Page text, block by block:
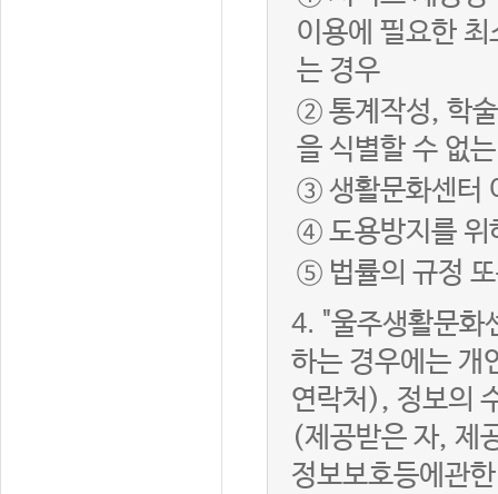
이용에 필요한
는 경우
② 통계작성, 학
을 식별할 수 없
③ 생활문화센터
④ 도용방지를 위
⑤ 법률의 규정 또
4. "울주생활문화
하는 경우에는 개
연락처), 정보의
(제공받은 자, 제
정보보호등에관